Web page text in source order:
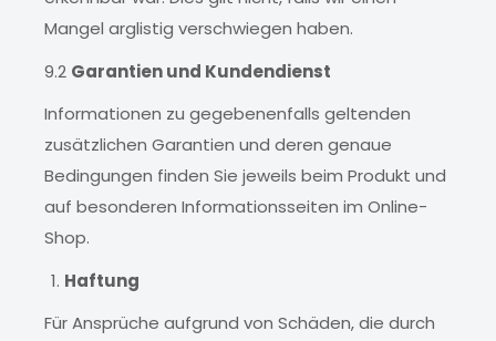
Mangel arglistig verschwiegen haben.
9.2 Garantien und Kundendienst
Informationen zu gegebenenfalls geltenden
zusätzlichen Garantien und deren genaue
Bedingungen finden Sie jeweils beim Produkt und
auf besonderen Informationsseiten im Online-
Shop.
Haftung
Für Ansprüche aufgrund von Schäden, die durch